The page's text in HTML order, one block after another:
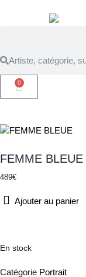
0
FEMME BLEUE
489€
Ajouter au panier
En stock
Catégorie Portrait